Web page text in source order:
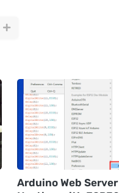
Arduino Web Server